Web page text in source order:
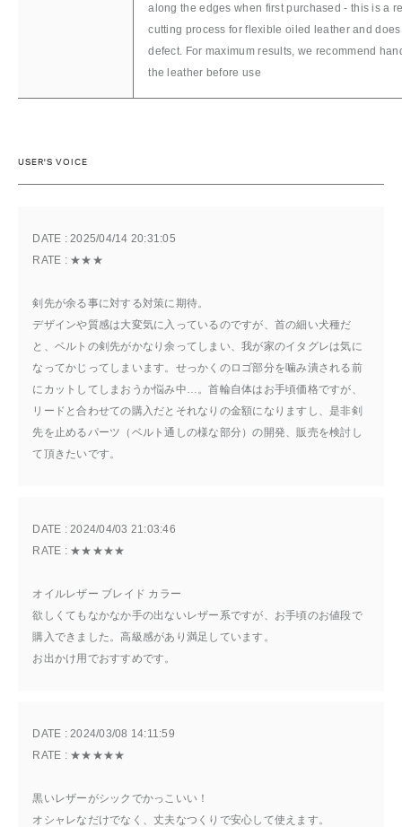
along the edges when first purchased - this is a
cutting process for flexible oiled leather and
defect. For maximum results, we recommend
the leather before use
USER'S VOICE
剣先が余る事に対する対策に期待。
DATE : 2025/04/14 20:31:05
RATE : ★★★
デザインや質感は大変気に入っているのですが、首の細い犬種だ
と、ベルトの剣先がかなり余ってしまい、我が家のイタグレは気に
なってかじってしまいます。せっかくのロゴ部分を噛み潰される前
にカットしてしまおうか悩み中…。首輪自体はお手頃価格ですが、
リードと合わせての購入だとそれなりの金額になりますし、是非剣
先を止めるパーツ（ベルト通しの様な部分）の開発、販売を検討し
て頂きたいです。
オイルレザー ブレイド カラー
DATE : 2024/04/03 21:03:46
RATE : ★★★★★
欲しくてもなかなか手の出ないレザー系ですが、お手頃のお値段で
購入できました。高級感があり満足しています。
お出かけ用でおすすめです。
黒いレザーがシックでかっこいい！
DATE : 2024/03/08 14:11:59
RATE : ★★★★★
オシャレなだけでなく、丈夫なつくりで安心して使えます。